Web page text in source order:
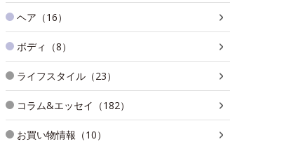
ヘア（16）
ボディ（8）
ライフスタイル（23）
コラム&エッセイ（182）
お買い物情報（10）